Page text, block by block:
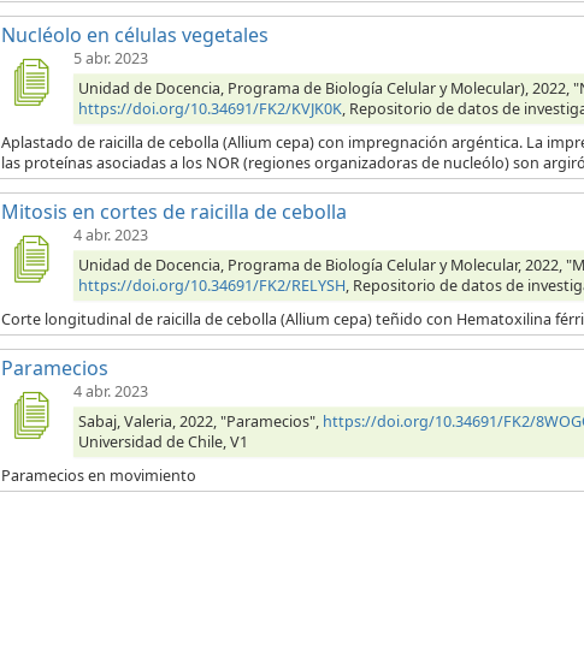
Nucléolo en células vegetales
5 abr. 2023
Unidad de Docencia, Programa de Biología Celular y Molecular), 2022,
https://doi.org/10.34691/FK2/KVJK0K, Repositorio de datos de
Aplastado de raicilla de cebolla (Allium cepa) con impregnación argéntica. La
las proteínas asociadas a los NOR (regiones organizadoras de nucleólo) son
Mitosis en cortes de raicilla de cebolla
4 abr. 2023
Unidad de Docencia, Programa de Biología Celular y Molecular, 2022,
https://doi.org/10.34691/FK2/RELYSH, Repositorio de datos de
Corte longitudinal de raicilla de cebolla (Allium cepa) teñido con Hematoxilina
Paramecios
4 abr. 2023
Sabaj, Valeria, 2022, "Paramecios", https://doi.org/10.34691/FK2/
Universidad de Chile, V1
Paramecios en movimiento